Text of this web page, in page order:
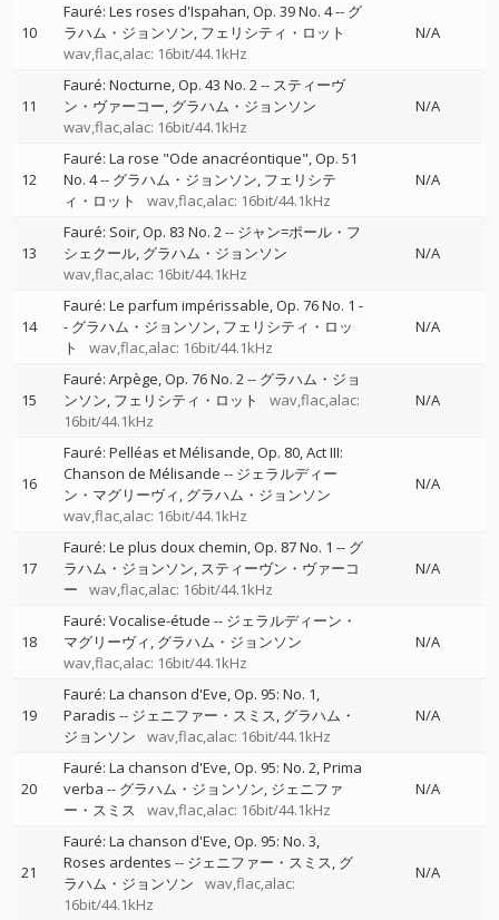
10
Fauré: Les roses d'Ispahan, Op. 39 No. 4-- グ
ラハム・ジョンソン フェリシティ・ロット
wav,flac,alac: 16bit/44.1kHz
N/A
11
Fauré: Nocturne, Op. 43 No. 2-- スティーヴ
ン・ヴァーコー グラハム・ジョンソン
wav,flac,alac: 16bit/44.1kHz
N/A
12
Fauré: La rose "Ode anacréontique", Op. 51
No. 4-- グラハム・ジョンソン フェリシテ
ィ・ロット
wav,flac,alac: 16bit/44.1kHz
N/A
13
Fauré: Soir, Op. 83 No. 2-- ジャン=ポール・フ
シェクール グラハム・ジョンソン
wav,flac,alac: 16bit/44.1kHz
N/A
14
Fauré: Le parfum impérissable, Op. 76 No. 1 -
- グラハム・ジョンソン フェリシティ・ロッ
ト
wav,flac,alac: 16bit/44.1kHz
N/A
15
Fauré: Arpège, Op. 76 No. 2-- グラハム・ジョ
ンソン フェリシティ・ロット
wav,flac,alac:
16bit/44.1kHz
N/A
16
Fauré: Pelléas et Mélisande, Op. 80, Act III:
Chanson de Mélisande -- ジェラルディー
ン・マグリーヴィ グラハム・ジョンソン
wav,flac,alac: 16bit/44.1kHz
N/A
17
Fauré: Le plus doux chemin, Op. 87 No. 1 -- グ
ラハム・ジョンソン スティーヴン・ヴァーコ
ー
wav,flac,alac: 16bit/44.1kHz
N/A
18
Fauré: Vocalise-étude -- ジェラルディーン・
マグリーヴィ グラハム・ジョンソン
wav,flac,alac: 16bit/44.1kHz
N/A
19
Fauré: La chanson d'Eve, Op. 95: No. 1,
Paradis -- ジェニファー・スミス グラハム・
ジョンソン
wav,flac,alac: 16bit/44.1kHz
N/A
20
Fauré: La chanson d'Eve, Op. 95: No. 2, Prima
verba -- グラハム・ジョンソン ジェニファ
ー・スミス
wav,flac,alac: 16bit/44.1kHz
N/A
21
Fauré: La chanson d'Eve, Op. 95: No. 3,
Roses ardentes -- ジェニファー・スミス グ
ラハム・ジョンソン
wav,flac,alac:
16bit/44.1kHz
N/A